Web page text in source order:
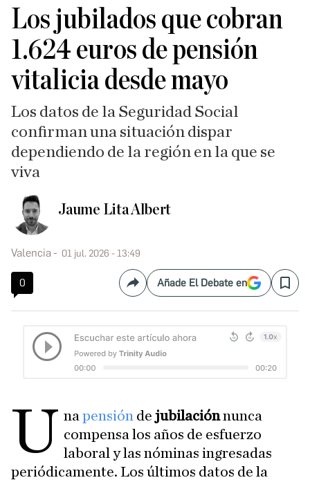
Los jubilados que cobran
1.624 euros de pensión
vitalicia desde mayo
Los datos de la Seguridad Social
confirman una situación dispar
dependiendo de la región en la que se
viva
Jaume Lita Albert
Valencia 01 jul. 2026 - 13:49
0 CompartirAñade El Debate en Save
U napensión dejubilaciónnunca
compensa los años de esfuerzo
laboral y las nóminas ingresadas
periódicamente. Los últimos datos de la